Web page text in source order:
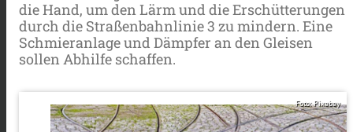
die Hand, um den Lärm und die Erschütterungen
durch die Straßenbahnlinie 3 zu mindern. Eine
Schmieranlage und Dämpfer an den Gleisen
sollen Abhilfe schaffen.
Foto: Pixabay